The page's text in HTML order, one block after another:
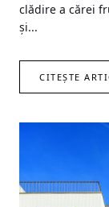
clădire a cărei
şi...
CITEȘTE